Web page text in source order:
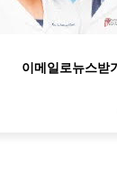
이메일로뉴스받